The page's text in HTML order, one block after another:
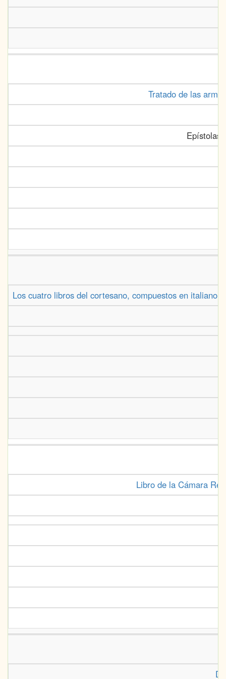
Tratado de las
Epístolas
Los cuatro libros del cortesano, compuestos en italiano
Libro de la Cámara